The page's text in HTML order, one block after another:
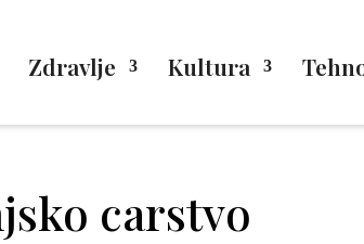
Zdravlje Kultura
carstvo